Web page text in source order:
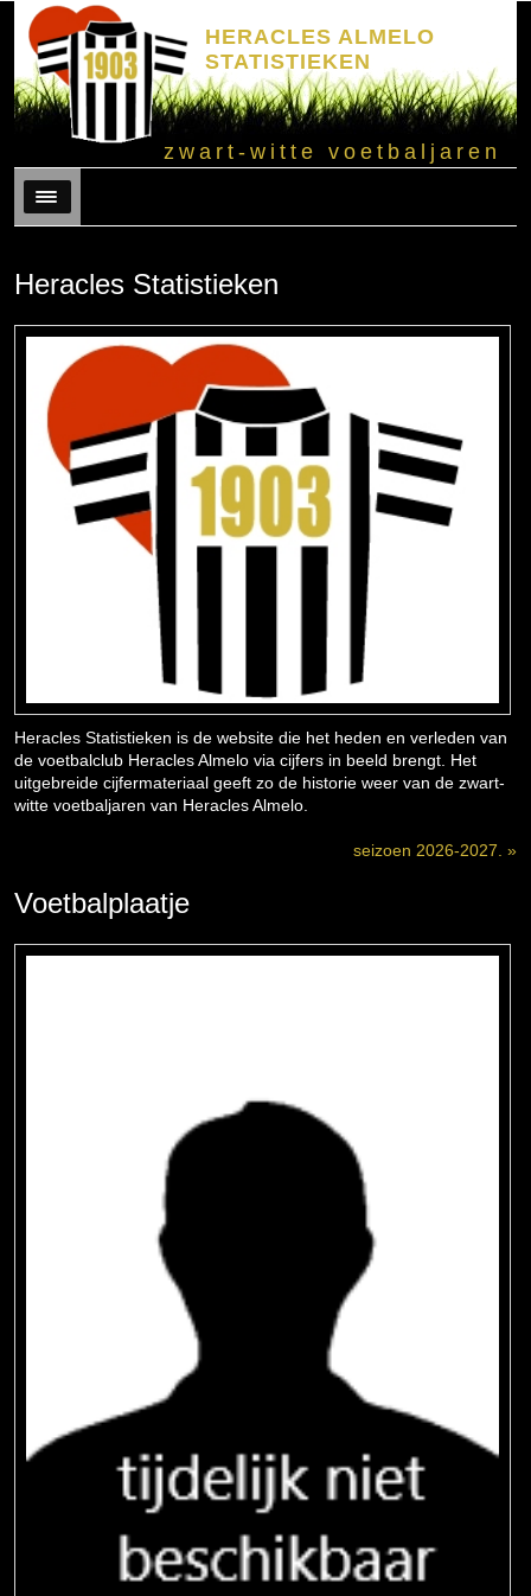
HERACLES ALMELO
STATISTIEKEN
zwart-witte voetbaljaren
Menu
Heracles Statistieken
Heracles Statistieken is de website die het heden en verleden van
de voetbalclub Heracles Almelo via cijfers in beeld brengt. Het
uitgebreide cijfermateriaal geeft zo de historie weer van de zwart-
witte voetbaljaren van Heracles Almelo.
seizoen 2026-2027. »
Voetbalplaatje